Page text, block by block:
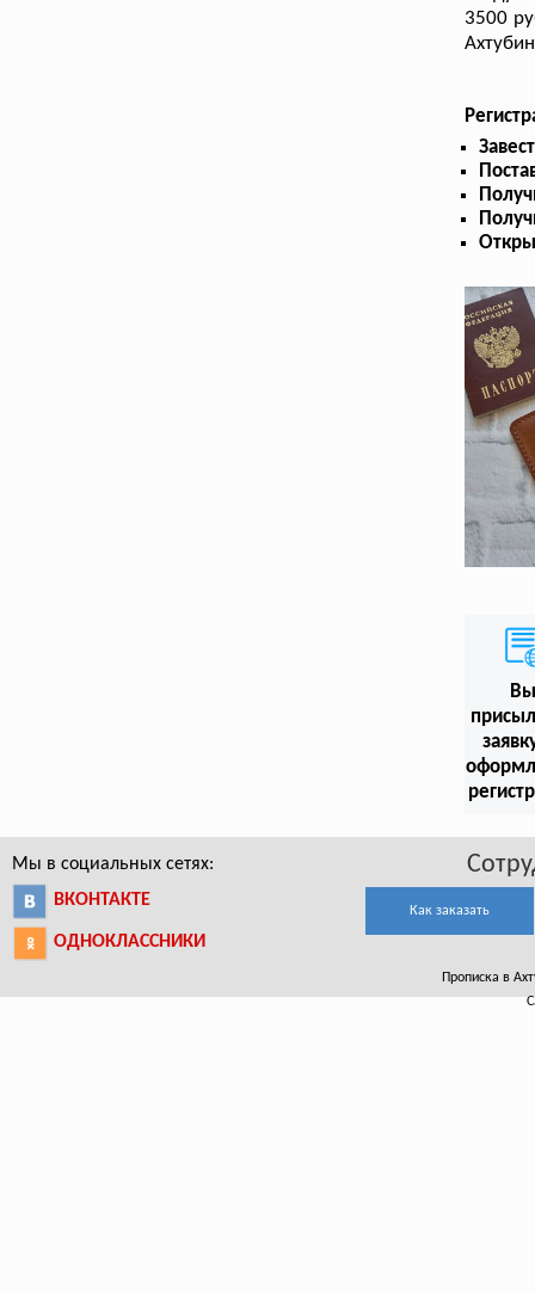
3500
Вы
Мы в социальных сетях:
ВКОНТАКТЕ
ОДНОКЛАССНИКИ
Как заказать
Прописка в